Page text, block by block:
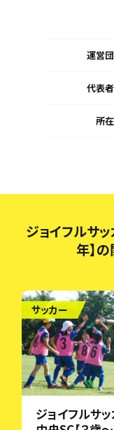
運営
代表
所
ジョイフルサ
年】
サッカー
ジョイフルサ